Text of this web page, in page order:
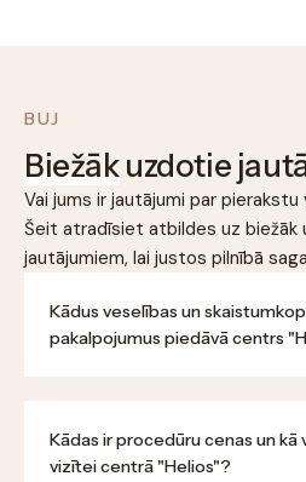
BUJ
Biežākuzdotie
Vai jums ir jautājumi par
Šeit atradīsiet atbildes uz biežāk
jautājumiem, lai justos pilnībā
Kādus veselības un
pakalpojumus piedāvā centrs
Kādas ir procedūru cenas un
vizītei centrā "Helios"?